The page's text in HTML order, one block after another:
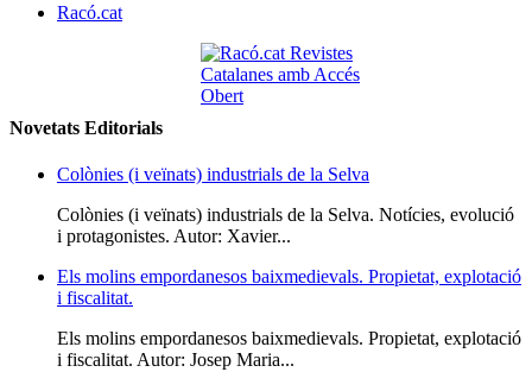
Racó.cat
Novetats Editorials
Colònies (i veïnats) industrials de la Selva
Colònies (i veïnats) industrials de la Selva. Notícies, evolució
i protagonistes. Autor: Xavier...
Els molins empordanesos baixmedievals. Propietat, explotació
i fiscalitat.
Els molins empordanesos baixmedievals. Propietat, explotació
i fiscalitat. Autor: Josep Maria...